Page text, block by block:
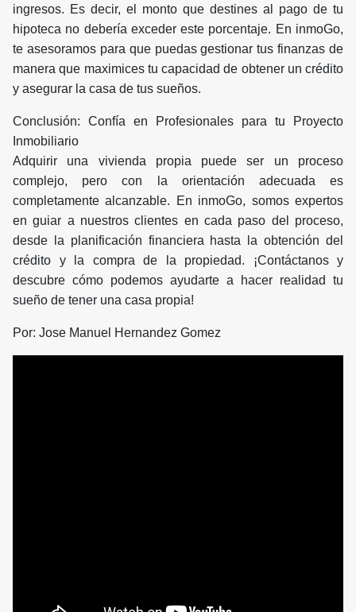
ingresos. Es decir, el monto que destines al pago de tu
hipoteca no debería exceder este porcentaje. En inmoGo,
te asesoramos para que puedas gestionar tus finanzas de
manera que maximices tu capacidad de obtener un crédito
y asegurar la casa de tus sueños.
Conclusión: Confía en Profesionales para tu Proyecto
Inmobiliario
Adquirir una vivienda propia puede ser un proceso
complejo, pero con la orientación adecuada es
completamente alcanzable. En inmoGo, somos expertos
en guiar a nuestros clientes en cada paso del proceso,
desde la planificación financiera hasta la obtención del
crédito y la compra de la propiedad. ¡Contáctanos y
descubre cómo podemos ayudarte a hacer realidad tu
sueño de tener una casa propia!
Por: Jose Manuel Hernandez Gomez